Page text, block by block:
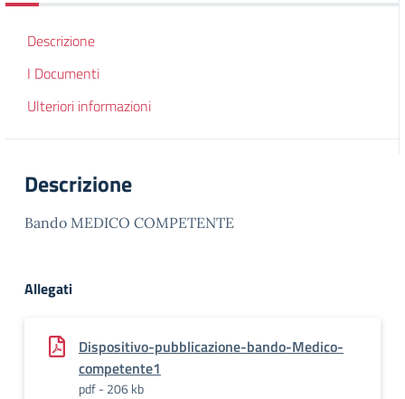
Descrizione
I Documenti
Ulteriori informazioni
Descrizione
Bando MEDICO COMPETENTE
Allegati
Dispositivo-pubblicazione-bando-Medico-
competente1
pdf - 206 kb